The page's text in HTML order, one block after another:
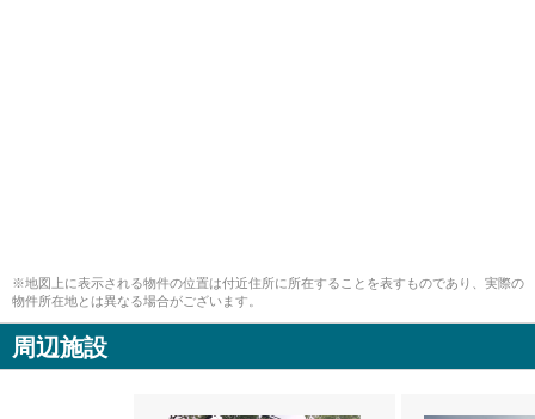
※地図上に表示される物件の位置は付近住所に所在することを表すものであり、実際の
物件所在地とは異なる場合がございます。
周辺施設